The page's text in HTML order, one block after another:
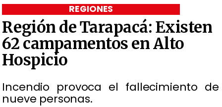
Región de Tarapacá: Existen
62 campamentos en Alto
Hospicio
Incendio provoca el fallecimiento de
nueve personas.
REGIONES